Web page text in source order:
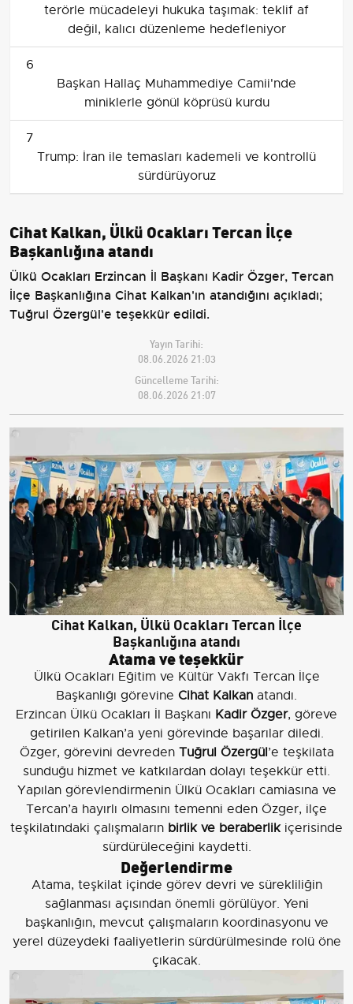
terörle mücadeleyi hukuka taşımak: teklif af
değil, kalıcı düzenleme hedefleniyor
6
Başkan Hallaç Muhammediye Camii'nde
miniklerle gönül köprüsü kurdu
7
Trump: İran ile temasları kademeli ve kontrollü
sürdürüyoruz
Cihat Kalkan, Ülkü Ocakları Tercan İlçe
Başkanlığına atandı
Ülkü Ocakları Erzincan İl Başkanı Kadir Özger, Tercan
İlçe Başkanlığına Cihat Kalkan'ın atandığını açıkladı;
Tuğrul Özergül'e teşekkür edildi.
Yayın Tarihi:
08.06.2026 21:03
Güncelleme Tarihi:
08.06.2026 21:07
Cihat Kalkan, Ülkü Ocakları Tercan İlçe
Başkanlığına atandı
Atama ve teşekkür
Ülkü Ocakları Eğitim ve Kültür Vakfı Tercan İlçe
Başkanlığı görevine Cihat Kalkan atandı.
Erzincan Ülkü Ocakları İl Başkanı Kadir Özger, göreve
getirilen Kalkan’a yeni görevinde başarılar diledi.
Özger, görevini devreden Tuğrul Özergül’e teşkilata
sunduğu hizmet ve katkılardan dolayı teşekkür etti.
Yapılan görevlendirmenin Ülkü Ocakları camiasına ve
Tercan’a hayırlı olmasını temenni eden Özger, ilçe
teşkilatındaki çalışmaların birlik ve beraberlikiçerisinde
sürdürüleceğini kaydetti.
Değerlendirme
Atama, teşkilat içinde görev devri ve sürekliliğin
sağlanması açısından önemli görülüyor. Yeni
başkanlığın, mevcut çalışmaların koordinasyonu ve
yerel düzeydeki faaliyetlerin sürdürülmesinde rolü öne
çıkacak.